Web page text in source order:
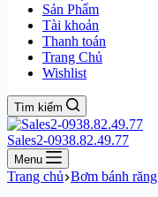
Sản Phẩm
Tài khoản
Thanh toán
Trang Chủ
Wishlist
Tìm kiếm
Sales2-0938.82.49.77
Menu
Trang chủ Bơm bánh răng